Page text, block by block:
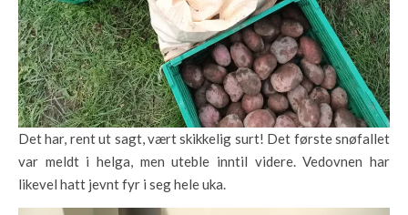
Det har, rent ut sagt, vært skikkelig surt! Det første snøfallet
var meldt i helga, men uteble inntil videre. Vedovnen har
likevel hatt jevnt fyr i seg hele uka.